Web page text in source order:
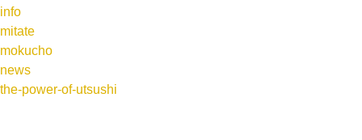
info
mitate
mokucho
news
the-power-of-utsushi